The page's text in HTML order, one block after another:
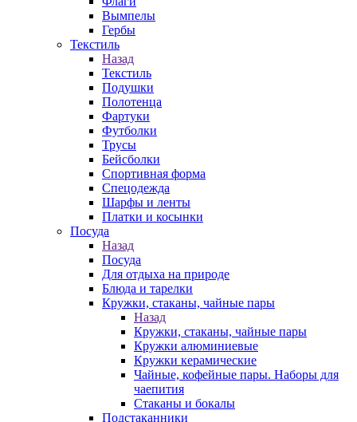
Вымпелы
Гербы
Текстиль
Назад
Текстиль
Подушки
Полотенца
Фартуки
Футболки
Трусы
Бейсболки
Спортивная форма
Спецодежда
Шарфы и ленты
Платки и косынки
Посуда
Назад
Посуда
Для отдыха на природе
Блюда и тарелки
Кружки, стаканы, чайные пары
Назад
Кружки, стаканы, чайные пары
Кружки алюминиевые
Кружки керамические
Чайные, кофейные пары. Наборы для
чаепития
Стаканы и бокалы
Подстаканники